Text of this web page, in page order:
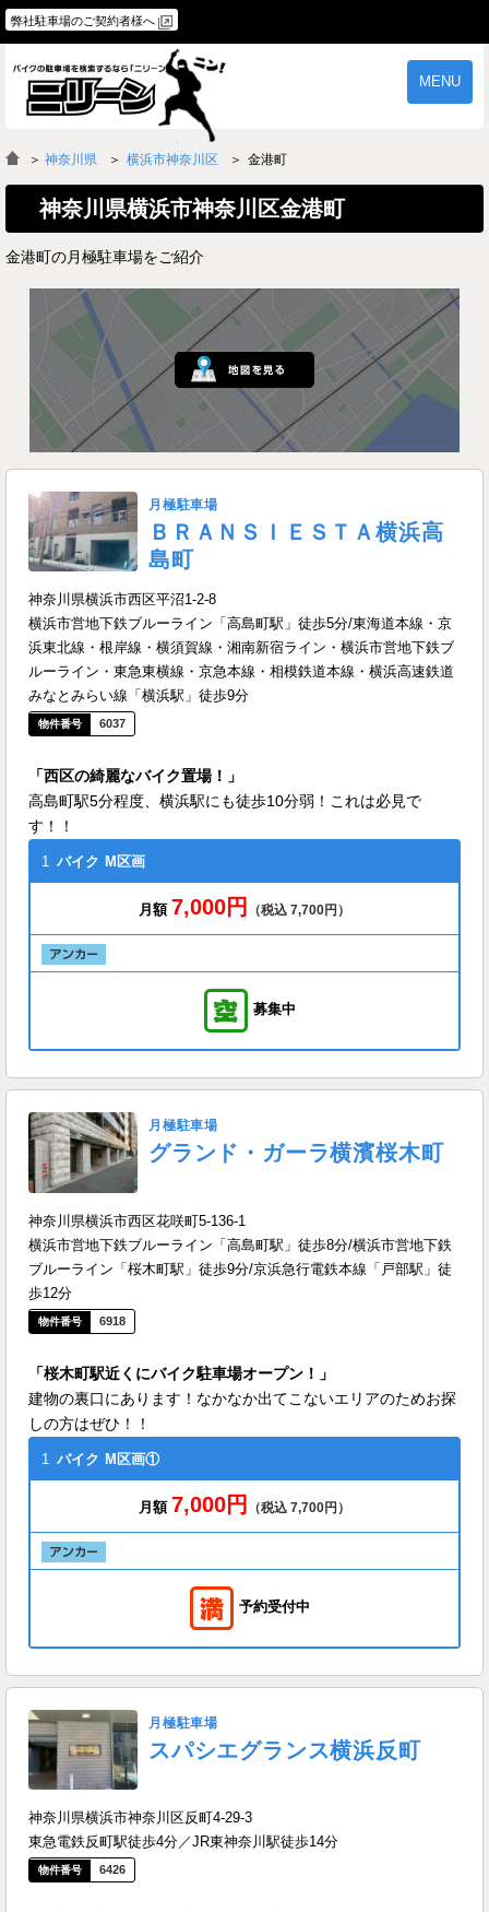
弊社駐車場のご契約者様へ
MENU
物件一覧
よくあるご質問 駐車場オーナー様へ
＞ 神奈川県 横浜市神奈川区 金港町
神奈川県横浜市神奈川区金港町
金港町の月極駐車場をご紹介
月極駐車場
ＢＲＡＮＳＩＥＳＴＡ横浜高
島町
神奈川県横浜市西区平沼1-2-8
横浜市営地下鉄ブルーライン「高島町駅」徒歩5分/東海道本線・京
浜東北線・根岸線・横須賀線・湘南新宿ライン・横浜市営地下鉄ブ
ルーライン・東急東横線・京急本線・相模鉄道本線・横浜高速鉄道
みなとみらい線「横浜駅」徒歩9分
6037
「西区の綺麗なバイク置場！」
高島町駅5分程度、横浜駅にも徒歩10分弱！これは必見で
す！！
1 バイク M区画
月額 7,000円 （税込 7,700円）
募集中
月極駐車場
グランド・ガーラ横濱桜木町
神奈川県横浜市西区花咲町5-136-1
横浜市営地下鉄ブルーライン「高島町駅」徒歩8分/横浜市営地下鉄
ブルーライン「桜木町駅」徒歩9分/京浜急行電鉄本線「戸部駅」徒
歩12分
6918
「桜木町駅近くにバイク駐車場オープン！」
建物の裏口にあります！なかなか出てこないエリアのためお探
しの方はぜひ！！
1 バイク M区画①
月額 7,000円 （税込 7,700円）
予約受付中
月極駐車場
スパシエグランス横浜反町
神奈川県横浜市神奈川区反町4-29-3
東急電鉄反町駅徒歩4分／JR東神奈川駅徒歩14分
6426